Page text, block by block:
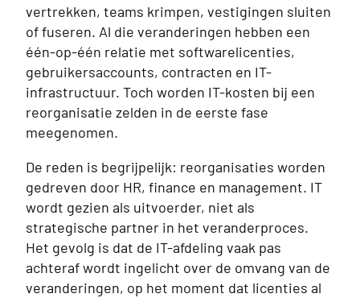
vertrekken, teams krimpen, vestigingen sluiten
of fuseren. Al die veranderingen hebben een
één-op-één relatie met softwarelicenties,
gebruikersaccounts, contracten en IT-
infrastructuur. Toch worden IT-kosten bij een
reorganisatie zelden in de eerste fase
meegenomen.
De reden is begrijpelijk: reorganisaties worden
gedreven door HR, finance en management. IT
wordt gezien als uitvoerder, niet als
strategische partner in het veranderproces.
Het gevolg is dat de IT-afdeling vaak pas
achteraf wordt ingelicht over de omvang van de
veranderingen, op het moment dat licenties al